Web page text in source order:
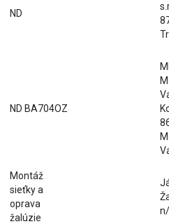
ND
ND BA704OZ
Montáž
sieťky a
oprava
žalúzie